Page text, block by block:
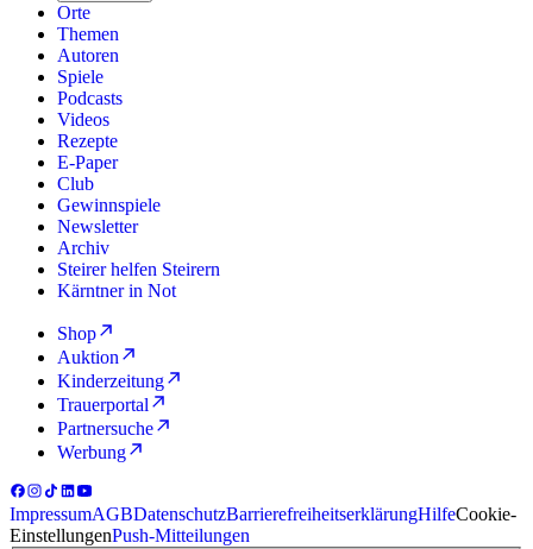
Orte
Themen
Autoren
Spiele
Podcasts
Videos
Rezepte
E-Paper
Club
Gewinnspiele
Newsletter
Archiv
Steirer helfen Steirern
Kärntner in Not
Shop
Auktion
Kinderzeitung
Trauerportal
Partnersuche
Werbung
ImpressumAGBDatenschutzBarrierefreiheitserklärungHilfeCookie-
EinstellungenPush-Mitteilungen